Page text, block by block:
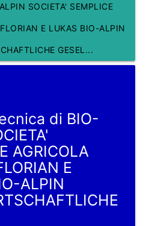
SOCIETA' SEMPLICE
E LUKAS BIO-ALPIN
GESEL...
di BIO-
AGRICOLA
E
ALPIN